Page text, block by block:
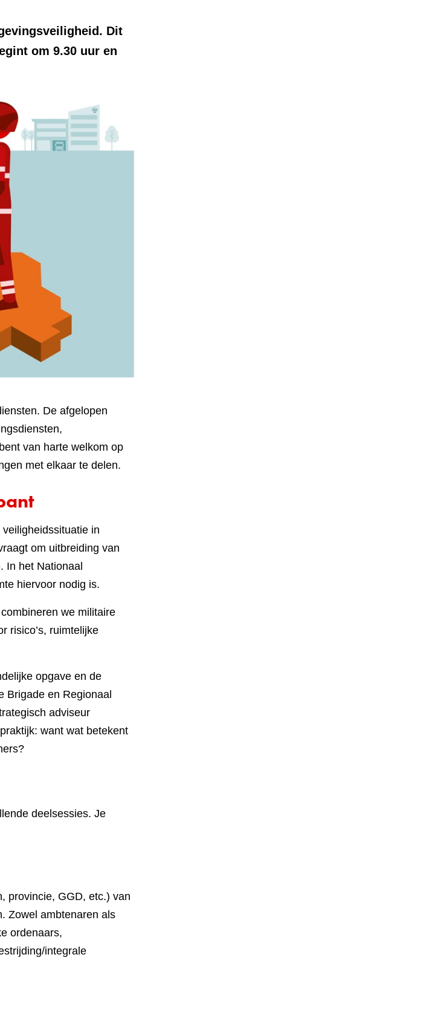
Dit
om 9.30 uur en
De afgelopen
van harte welkom op
met elkaar te delen.
in
om uitbreiding van
In het Nationaal
hiervoor nodig is.
we militaire
risico’s, ruimtelijke
opgave en de
Brigade en Regionaal
adviseur
want wat betekent
deelsessies. Je
provincie, GGD, etc.) van
Zowel ambtenaren als
ordenaars,
integrale